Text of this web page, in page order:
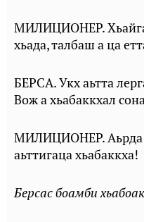
МИЛИЦИОНЕР.
хьада, талбаш а ца
БЕРСА. Укх аьтта
Вож а хьабаккхал
МИЛИЦИОНЕР. Аьрда
аьттигаца хьабаккха!
Берсас боамби